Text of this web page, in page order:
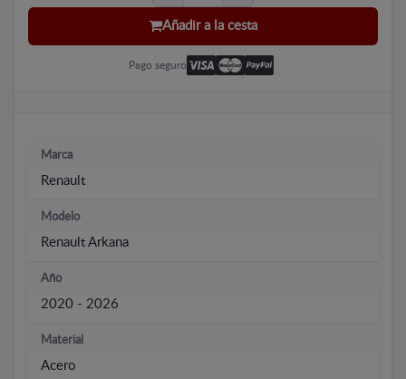
Añadir a la cesta
Pago seguro
Marca
Renault
Modelo
Renault Arkana
Año
2020 - 2026
Material
Acero